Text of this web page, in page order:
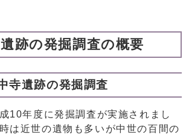
跡の発掘調査の概要
寺遺跡の発掘調査
10年度に発掘調査が実施されまし
は近世の遺物も多いが中世の百間の